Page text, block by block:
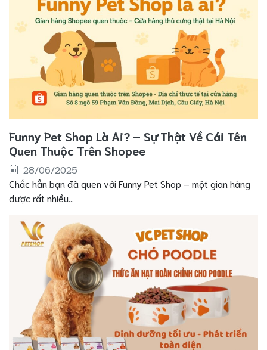
Funny Pet Shop Là Ai? – Sự Thật Về Cái Tên
Quen Thuộc Trên Shopee
28/06/2025
Chắc hẳn bạn đã quen với Funny Pet Shop – một gian hàng
được rất nhiều...